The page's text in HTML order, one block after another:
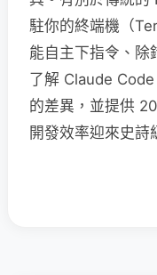
駐你的終端機（
能自主下指令、除
了解 Claude
的差異，並提供
開發效率迎來史詩